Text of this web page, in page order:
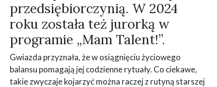
przedsiębiorczynią. W 2024
roku została też jurorką w
programie „Mam Talent!”.
Gwiazda przyznała, że w osiągnięciu życiowego
balansu pomagają jej codzienne rytuały. Co ciekawe,
takie zwyczaje kojarzyć można raczej z rutyną starszej